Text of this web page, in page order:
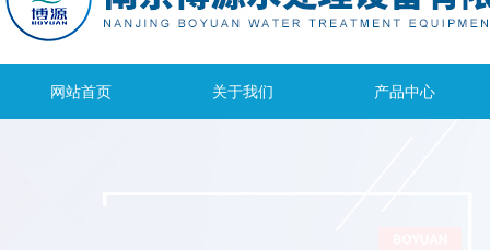
网站首页 关于我们 产品中心